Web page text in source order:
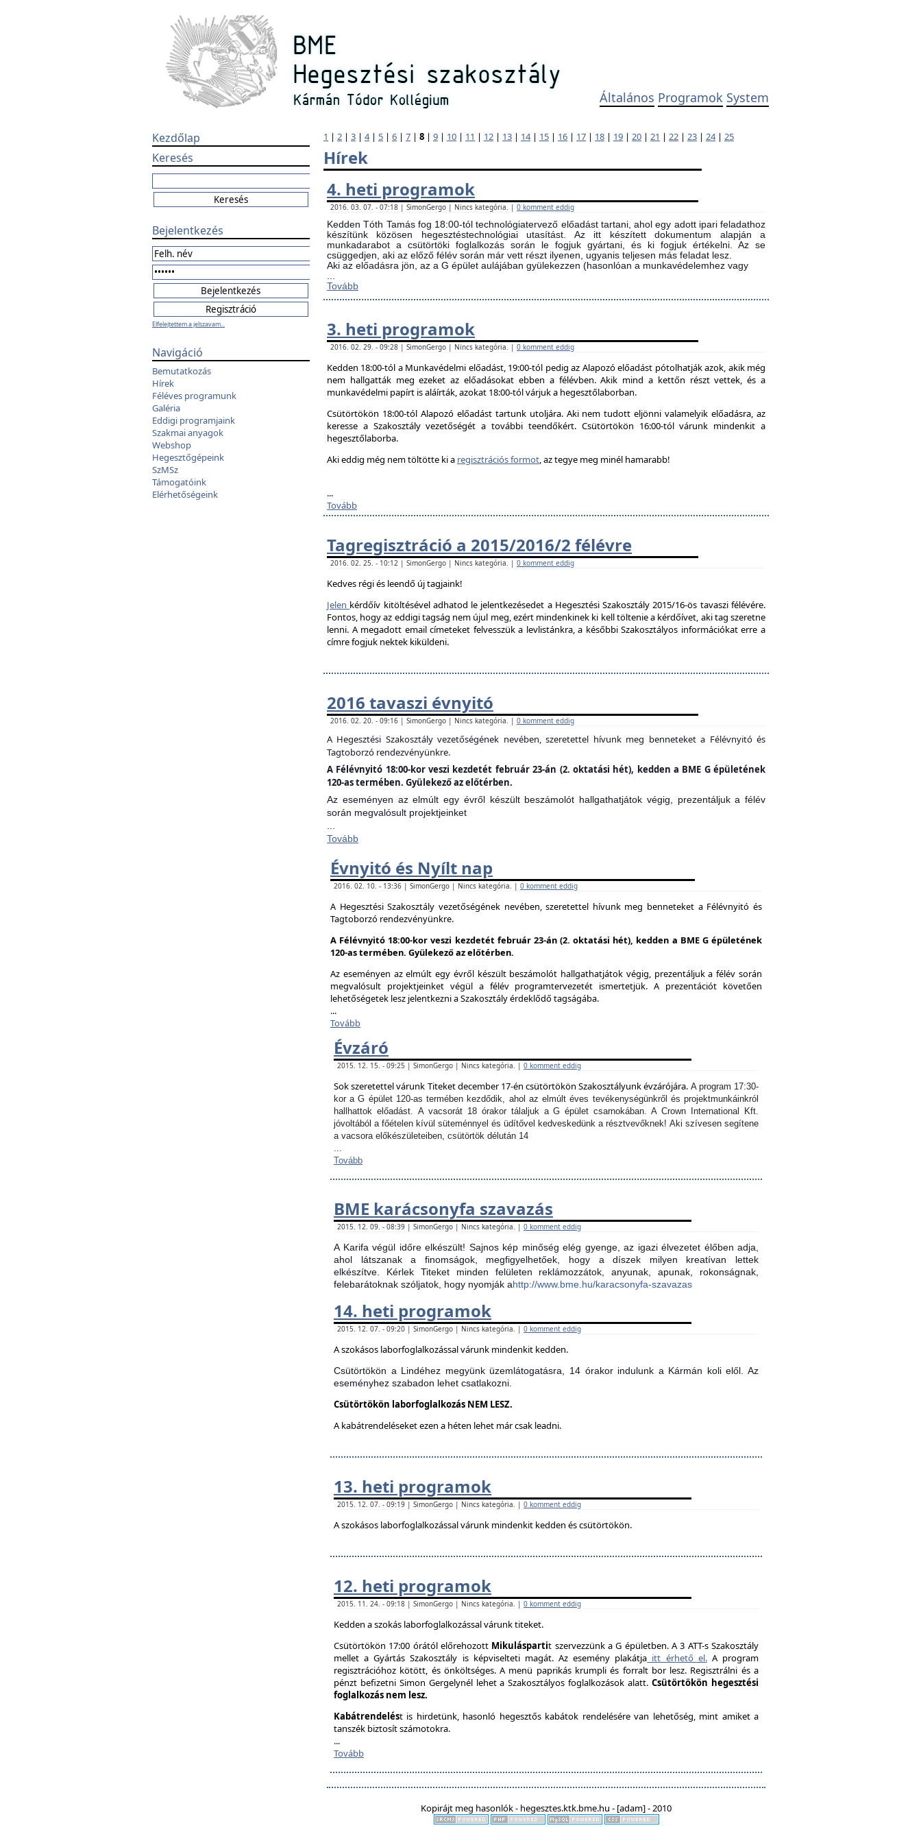
Általános Programok System
Kezdőlap
Keresés
Bejelentkezés
Elfelejtettem a jelszavam...
Navigáció
Bemutatkozás
Hírek
Féléves programunk
Galéria
Eddigi programjaink
Szakmai anyagok
Webshop
Hegesztőgépeink
SzMSz
Támogatóink
Elérhetőségeink
1 | 2 | 3 | 4| 5 | 6 | 7 | 8 | 9 | 10 | 11 | 12 | 13 | 14| 15 | 16 | 17 | 18 | 19 | 20 | 21 | 22 | 23 | 24| 25
Hírek
4. heti programok
2016. 03. 07. - 07:18 | SimonGergo | Nincs kategória. | 0 komment eddig
Kedden Tóth Tamás fog 18:00-tól technológiatervező előadást tartani, ahol egy adott ipari feladathoz
készítünk közösen hegesztéstechnológiai utasítást. Az itt készített dokumentum alapján a
munkadarabot a csütörtöki foglalkozás során le fogjuk gyártani, és ki fogjuk értékelni. Az se
csüggedjen, aki az előző félév során már vett részt ilyenen, ugyanis teljesen más feladat lesz.
Aki az előadásra jön, az a G épület aulájában gyülekezzen (hasonlóan a munkavédelemhez vagy
Tovább
3. heti programok
2016. 02. 29. - 09:28 | SimonGergo | Nincs kategória. | 0 komment eddig
Kedden 18:00-tól a Munkavédelmi előadást, 19:00-tól pedig az Alapozó előadást pótolhatják azok, akik még
nem hallgatták meg ezeket az előadásokat ebben a félévben. Akik mind a kettőn részt vettek, és a
munkavédelmi papírt is aláírták, azokat 18:00-tól várjuk a hegesztőlaborban.
Csütörtökön 18:00-tól Alapozó előadást tartunk utoljára. Aki nem tudott eljönni valamelyik előadásra, az
keresse a Szakosztály vezetőségét a további teendőkért. Csütörtökön 16:00-tól várunk mindenkit a
hegesztőlaborba.
Aki eddig még nem töltötte ki a regisztrációs formot, az tegye meg minél hamarabb!
...
Tovább
Tagregisztráció a 2015/2016/2 félévre
2016. 02. 25. - 10:12 | SimonGergo | Nincs kategória. | 0 komment eddig
Kedves régi és leendő új tagjaink!
Jelen kérdőív kitöltésével adhatod le jelentkezésedet a Hegesztési Szakosztály 2015/16-ös tavaszi félévére.
Fontos, hogy az eddigi tagság nem újul meg, ezért mindenkinek ki kell töltenie a kérdőívet, aki tag szeretne
lenni. A megadott email címeteket felvesszük a levlistánkra, a későbbi Szakosztályos információkat erre a
címre fogjuk nektek kiküldeni.
2016 tavaszi évnyitó
2016. 02. 20. - 09:16 | SimonGergo | Nincs kategória. | 0 komment eddig
A Hegesztési Szakosztály vezetőségének nevében, szeretettel hívunk meg benneteket a Félévnyitó és
Tagtoborzó rendezvényünkre.
A Félévnyitó 18:00-kor veszi kezdetét február 23-án (2. oktatási hét), kedden a BME G épületének
120-as termében. Gyülekező az előtérben.
Az eseményen az elmúlt egy évről készült beszámolót hallgathatjátok végig, prezentáljuk a félév
során megvalósult projektjeinket
Tovább
Évnyitó és Nyílt nap
2016. 02. 10. - 13:36 | SimonGergo | Nincs kategória. | 0 komment eddig
A Hegesztési Szakosztály vezetőségének nevében, szeretettel hívunk meg benneteket a Félévnyitó és
Tagtoborzó rendezvényünkre.
A Félévnyitó 18:00-kor veszi kezdetét február 23-án (2. oktatási hét), kedden a BME G épületének
120-as termében. Gyülekező az előtérben.
Az eseményen az elmúlt egy évről készült beszámolót hallgathatjátok végig, prezentáljuk a félév során
megvalósult projektjeinket végül a félév programtervezetét ismertetjük.A prezentációt követően
lehetőségetek lesz jelentkezni a Szakosztály érdeklődő tagságába.
...
Tovább
Évzáró
2015. 12. 15. - 09:25 | SimonGergo | Nincs kategória. | 0 komment eddig
Sok szeretettel várunk Titeket december 17-én csütörtökön Szakosztályunk évzárójára. A program 17:30-
kor a G épület 120-as termében kezdődik, ahol az elmúlt éves tevékenységünkről és projektmunkáinkról
hallhattok előadást. A vacsorát 18 órakor tálaljuk a G épület csarnokában. A Crown International Kft.
jóvoltából a főételen kívül süteménnyel és üdítővel kedveskedünk a résztvevőknek! Aki szívesen segítene
a vacsora előkészületeiben, csütörtök délután 14
...
Tovább
BME karácsonyfa szavazás
2015. 12. 09. - 08:39 | SimonGergo | Nincs kategória. | 0 komment eddig
A Karifa végül időre elkészült! Sajnos kép minőség elég gyenge, az igazi élvezetet élőben adja,
ahol látszanak a finomságok, megfigyelhetőek, hogy a díszek milyen kreatívan lettek
elkészítve. Kérlek Titeket minden felületen reklámozzátok, anyunak, apunak, rokonságnak,
felebarátoknak szóljatok, hogy nyomják ahttp://www.bme.hu/karacsonyfa-szavazas
14. heti programok
2015. 12. 07. - 09:20 | SimonGergo | Nincs kategória. | 0 komment eddig
A szokásos laborfoglalkozással várunk mindenkit kedden.
Csütörtökön a Lindéhez megyünk üzemlátogatásra, 14 órakor indulunk a Kármán koli elől. Az
eseményhez szabadon lehet csatlakozni.
Csütörtökön laborfoglalkozás NEM LESZ.
A kabátrendeléseket ezen a héten lehet már csak leadni.
13. heti programok
2015. 12. 07. - 09:19 | SimonGergo | Nincs kategória. | 0 komment eddig
A szokásos laborfoglalkozással várunk mindenkit kedden és csütörtökön.
12. heti programok
2015. 11. 24. - 09:18 | SimonGergo | Nincs kategória. | 0 komment eddig
Kedden a szokás laborfoglalkozással várunk titeket.
Csütörtökön 17:00 órától előrehozott Mikuláspartit szervezzünk a G épületben. A 3 ATT-s Szakosztály
mellet a Gyártás Szakosztály is képviselteti magát. Az esemény plakátja itt érhető el.A program
regisztrációhoz kötött, és önköltséges. A menü paprikás krumpli és forralt bor lesz. Regisztrálni és a
pénzt befizetni Simon Gergelynél lehet a Szakosztályos foglalkozások alatt.Csütörtökön hegesztési
foglalkozás nem lesz.
Kabátrendelést is hirdetünk, hasonló hegesztős kabátok rendelésére van lehetőség, mint amiket a
tanszék biztosít számotokra.
...
Tovább
Kopirájt meg hasonlók - hegesztes.ktk.bme.hu - [adam] - 2010